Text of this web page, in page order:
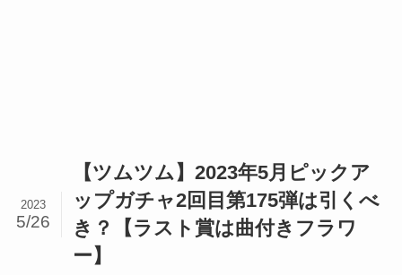
【ツムツム】2023年5月ピックア
ップガチャ2回目第175弾は引くべ
き？【ラスト賞は曲付きフラワ
ー】
2023
5/26